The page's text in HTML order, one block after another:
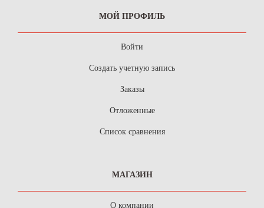
МОЙ ПРОФИЛЬ
Войти
Создать учетную запись
Заказы
Отложенные
Список сравнения
МАГАЗИН
О компании